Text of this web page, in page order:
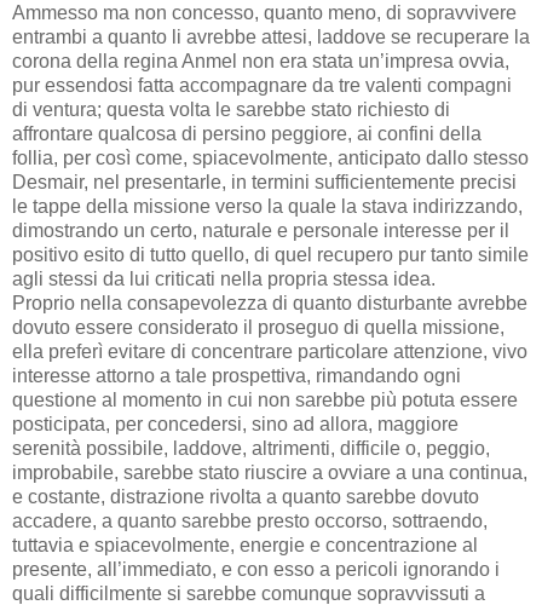
Ammesso ma non concesso, quanto meno, di sopravvivere
entrambi a quanto li avrebbe attesi, laddove se recuperare la
corona della regina Anmel non era stata un’impresa ovvia,
pur essendosi fatta accompagnare da tre valenti compagni
di ventura; questa volta le sarebbe stato richiesto di
affrontare qualcosa di persino peggiore, ai confini della
follia, per così come, spiacevolmente, anticipato dallo stesso
Desmair, nel presentarle, in termini sufficientemente precisi
le tappe della missione verso la quale la stava indirizzando,
dimostrando un certo, naturale e personale interesse per il
positivo esito di tutto quello, di quel recupero pur tanto simile
agli stessi da lui criticati nella propria stessa idea.
Proprio nella consapevolezza di quanto disturbante avrebbe
dovuto essere considerato il proseguo di quella missione,
ella preferì evitare di concentrare particolare attenzione, vivo
interesse attorno a tale prospettiva, rimandando ogni
questione al momento in cui non sarebbe più potuta essere
posticipata, per concedersi, sino ad allora, maggiore
serenità possibile, laddove, altrimenti, difficile o, peggio,
improbabile, sarebbe stato riuscire a ovviare a una continua,
e costante, distrazione rivolta a quanto sarebbe dovuto
accadere, a quanto sarebbe presto occorso, sottraendo,
tuttavia e spiacevolmente, energie e concentrazione al
presente, all’immediato, e con esso a pericoli ignorando i
quali difficilmente si sarebbe comunque sopravvissuti a